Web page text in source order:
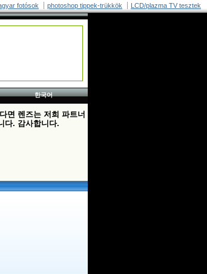
fotósok photoshop tippek-trükkök LCD/plazma TV tesztek
한국어
면 렌즈는 저희 파트너
다. 감사합니다.